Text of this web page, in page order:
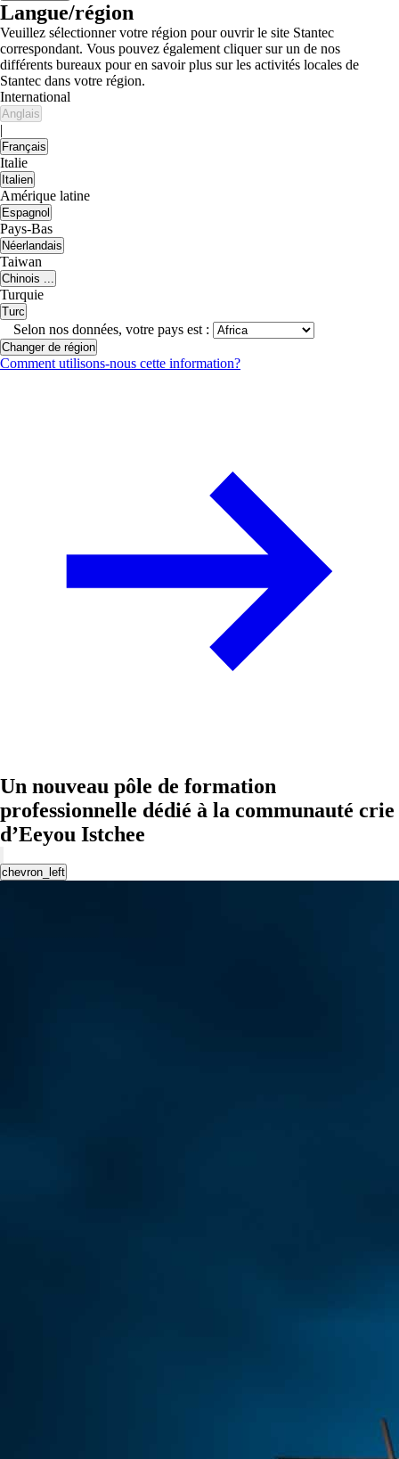
Langue/région
Veuillez sélectionner votre région pour ouvrir le site Stantec
correspondant. Vous pouvez également cliquer sur un de nos
différents bureaux pour en savoir plus sur les activités locales de
Stantec dans votre région.
International
Anglais
|
Français
Italie
Italien
Amérique latine
Espagnol
Pays-Bas
Néerlandais
Taiwan
Chinois ...
Turquie
Turc
Selon nos données, votre pays est :
Changer de région
Comment utilisons-nous cette information?
Un nouveau pôle de formation
professionnelle dédié à la communauté crie
d’Eeyou Istchee
chevron_left